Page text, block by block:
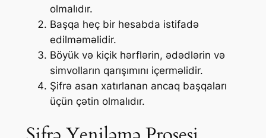
olmalıdır.
Başqa heç bir hesabda istifadə
edilməməlidir.
Böyük və kiçik hərflərin, ədədlərin və
simvolların qarışımını içerməlidir.
Şifrə asan xatırlanan ancaq başqaları
üçün çətin olmalıdır.